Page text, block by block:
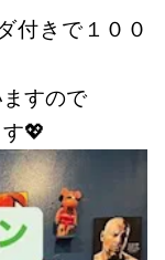
付きで１００
すので
💖